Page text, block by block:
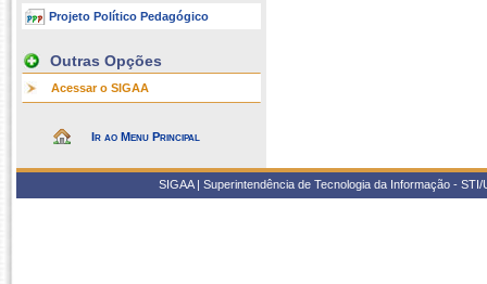
Projeto Político Pedagógico
Outras Opções
Acessar o SIGAA
Ir ao Menu Principal
SIGAA | Superintendência de Tecnologia da Informação -